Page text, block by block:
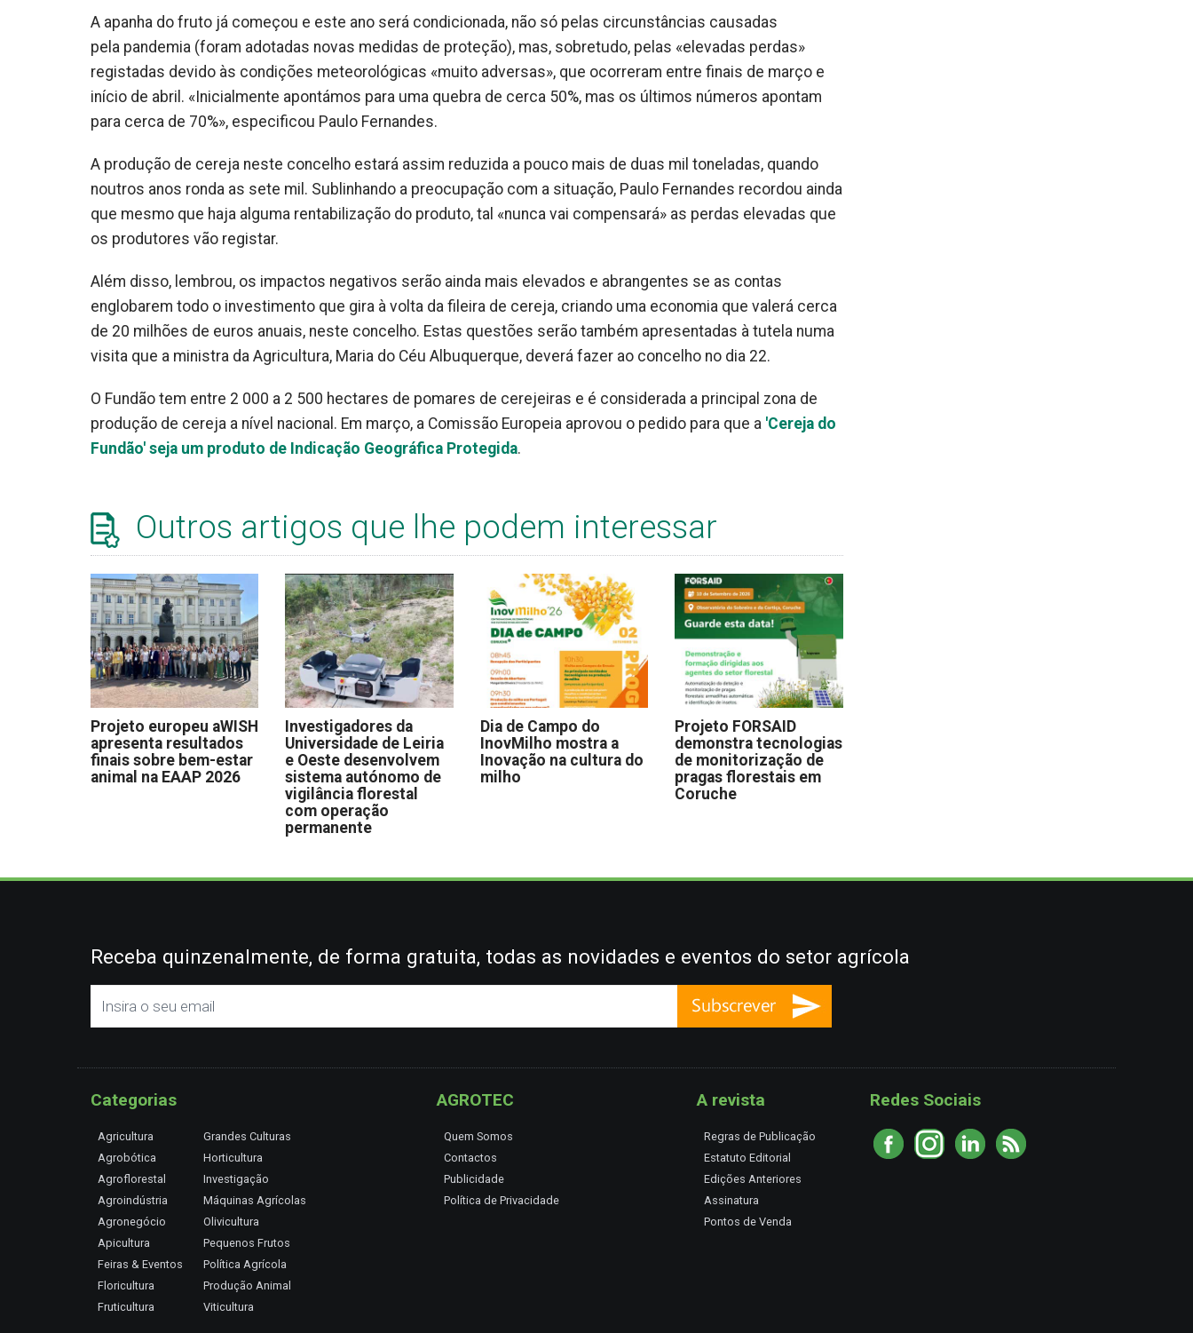
A apanha do fruto já começou e este ano será condicionada, não só pelas circunstâncias causadas
pela pandemia (foram adotadas novas medidas de proteção), mas, sobretudo, pelas «elevadas perdas»
registadas devido às condições meteorológicas «muito adversas», que ocorreram entre finais de março e
início de abril. «Inicialmente apontámos para uma quebra de cerca 50%, mas os últimos números apontam
para cerca de 70%», especificou Paulo Fernandes.
A produção de cereja neste concelho estará assim reduzida a pouco mais de duas mil toneladas, quando
noutros anos ronda as sete mil. Sublinhando a preocupação com a situação, Paulo Fernandes recordou ainda
que mesmo que haja alguma rentabilização do produto, tal «nunca vai compensará» as perdas elevadas que
os produtores vão registar.
Além disso, lembrou, os impactos negativos serão ainda mais elevados e abrangentes se as contas
englobarem todo o investimento que gira à volta da fileira de cereja, criando uma economia que valerá cerca
de 20 milhões de euros anuais, neste concelho. Estas questões serão também apresentadas à tutela numa
visita que a ministra da Agricultura, Maria do Céu Albuquerque, deverá fazer ao concelho no dia 22.
O Fundão tem entre 2 000 a 2 500 hectares de pomares de cerejeiras e é considerada a principal zona de
produção de cereja a nível nacional. Em março, a Comissão Europeia aprovou o pedido para que a 'Cereja do
Fundão' seja um produto de Indicação Geográfica Protegida.
Outros artigos que lhe podem interessar
Projeto europeu aWISH
apresenta resultados
finais sobre bem-estar
animal na EAAP 2026
Investigadores da
Universidade de Leiria
e Oeste desenvolvem
sistema autónomo de
vigilância florestal
com operação
permanente
Dia de Campo do
InovMilho mostra a
Inovação na cultura do
milho
Projeto FORSAID
demonstra tecnologias
de monitorização de
pragas florestais em
Coruche
Receba quinzenalmente, de forma gratuita, todas as novidades e eventos do setor agrícola
Categorias
Agricultura
Agrobótica
Agroflorestal
Agroindústria
Agronegócio
Apicultura
Feiras & Eventos
Floricultura
Fruticultura
Grandes Culturas
Horticultura
Investigação
Máquinas Agrícolas
Olivicultura
Pequenos Frutos
Política Agrícola
Produção Animal
Viticultura
AGROTEC
Quem Somos
Contactos
Publicidade
Política de Privacidade
A revista
Regras de Publicação
Estatuto Editorial
Edições Anteriores
Assinatura
Pontos de Venda
Redes Sociais